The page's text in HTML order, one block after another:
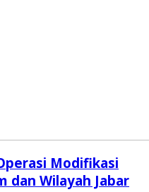
Modifikasi
dan Wilayah Jabar